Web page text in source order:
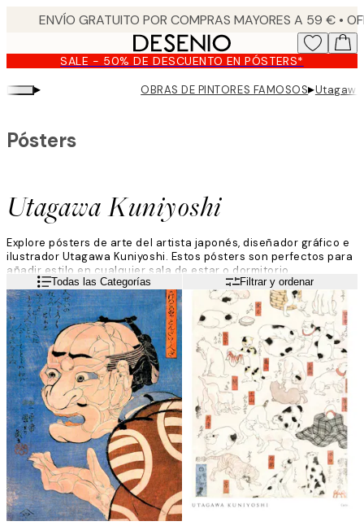
content.SALE - 50% DE DESCUENTO EN PÓSTERS*
▸ OBRAS DE PINTORES FAMOSOS▸
Utagawa Kuniyoshi
Pósters
Explore pósters de arte del artista japonés, diseñador gráfico e
ilustrador Utagawa Kuniyoshi. Estos pósters son perfectos para
añadir estilo en cualquier sala de estar o dormitorio.
Leer másTodas las Categorías Filtrar y ordenar